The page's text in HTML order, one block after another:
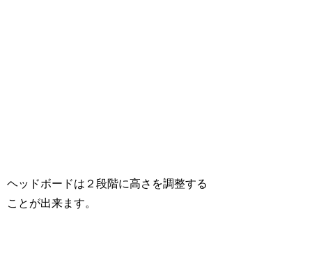
ヘッドボードは２段階に高さを調整する
ことが出来ます。